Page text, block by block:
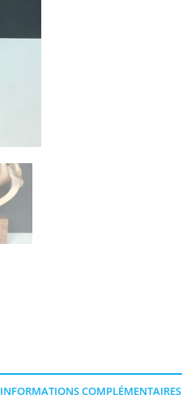
INFORMATIONS COMPLÉMENTAIRES